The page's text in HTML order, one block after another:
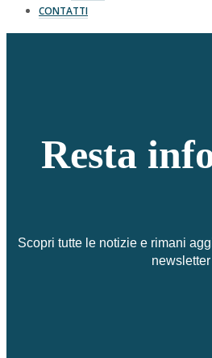
CONTATTI
Resta
Scopri tutte le notizie e rimani
newsletter